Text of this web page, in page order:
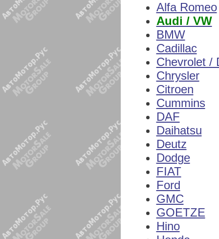
Alfa Romeo
Audi / VW
BMW
Cadillac
Chevrolet /
Chrysler
Citroen
Cummins
DAF
Daihatsu
Deutz
Dodge
FIAT
Ford
GMC
GOETZE
Hino